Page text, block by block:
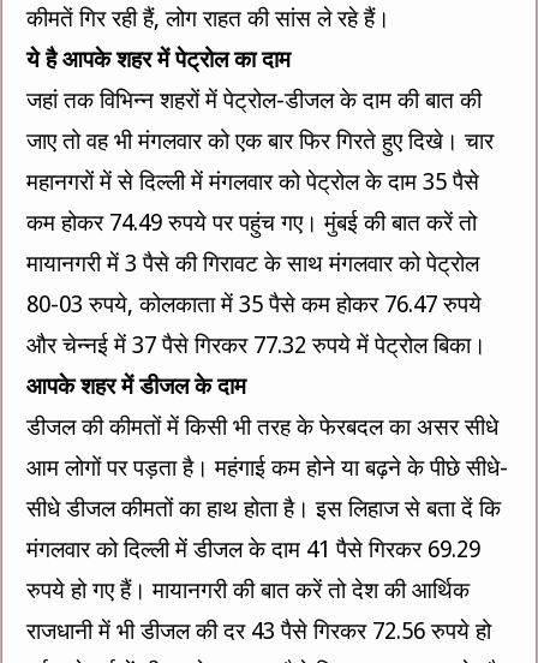
कीमतें गिर रही हैं, लोग राहत की सांस ले रहे हैं।
ये है आपके शहर में पेट्रोल का दाम
जहां तक विभिन्न शहरों में पेट्रोल-डीजल के दाम की बात की
जाए तो वह भी मंगलवार को एक बार फिर गिरते हुए दिखे। चार
महानगरों में से दिल्ली में मंगलवार को पेट्रोल के दाम 35 पैसे
कम होकर 74.49 रुपये पर पहुंच गए। मुंबई की बात करें तो
मायानगरी में 3 पैसे की गिरावट के साथ मंगलवार को पेट्रोल
80-03 रुपये, कोलकाता में 35 पैसे कम होकर 76.47 रुपये
और चेन्नई में 37 पैसे गिरकर 77.32 रुपये में पेट्रोल बिका।
आपके शहर में डीजल के दाम
डीजल की कीमतों में किसी भी तरह के फेरबदल का असर सीधे
आम लोगों पर पड़ता है। महंगाई कम होने या बढ़ने के पीछे सीधे-
सीधे डीजल कीमतों का हाथ होता है। इस लिहाज से बता दें कि
मंगलवार को दिल्ली में डीजल के दाम 41 पैसे गिरकर 69.29
रुपये हो गए हैं। मायानगरी की बात करें तो देश की आर्थिक
राजधानी में भी डीजल की दर 43 पैसे गिरकर 72.56 रुपये हो